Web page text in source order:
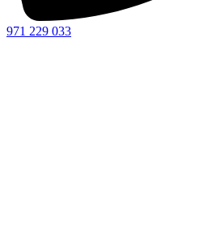
971 229 033